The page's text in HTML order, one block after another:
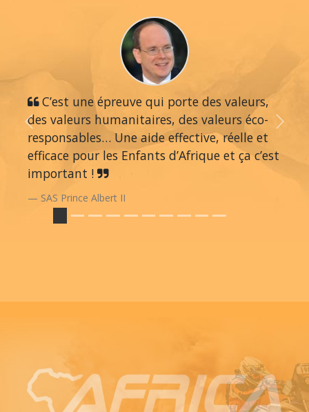
C’est une épreuve qui porte des valeurs,
des valeurs humanitaires, des valeurs éco-
responsables… Une aide effective, réelle et
efficace pour les Enfants d’Afrique et ça c’est
important !
SAS Prince Albert II
Previous Next